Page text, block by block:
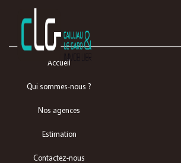
Accueil
Qui sommes-nous ?
Nos agences
Estimation
Contactez-nous